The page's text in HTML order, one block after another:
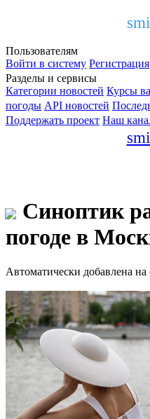
Пользователям
Войти в систему Регистрация
Разделы и сервисы
Категории новостей Курсы
погоды API новостей
Поддержать проект Наш
Синоптик
погоде в
Автоматически добавлена